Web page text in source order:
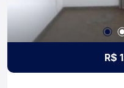
imóveis. Temos o
de imóveis de
de 20.000 opções,
cidade, para todos
gostos de nossos
R$